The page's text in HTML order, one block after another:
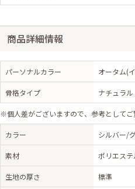
商品詳細情報
パーソナルカラー オータム(
骨格タイプ ナチュラル
※個人差がございますので、参考として
カラー シルバー/
素材 ポリエス
生地の厚さ 標準